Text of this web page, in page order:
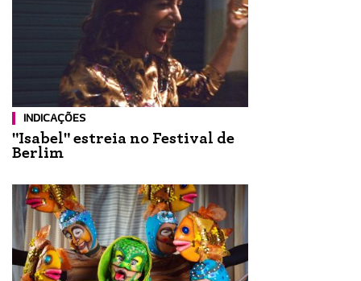
INDICAÇÕES
"Isabel" estreia no Festival de
Berlim